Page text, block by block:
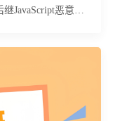
JavaScript恶意载
体未发生改变，